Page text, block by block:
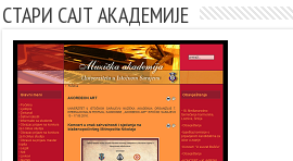
СТАРИ САЈТ АКАДЕМИЈЕ